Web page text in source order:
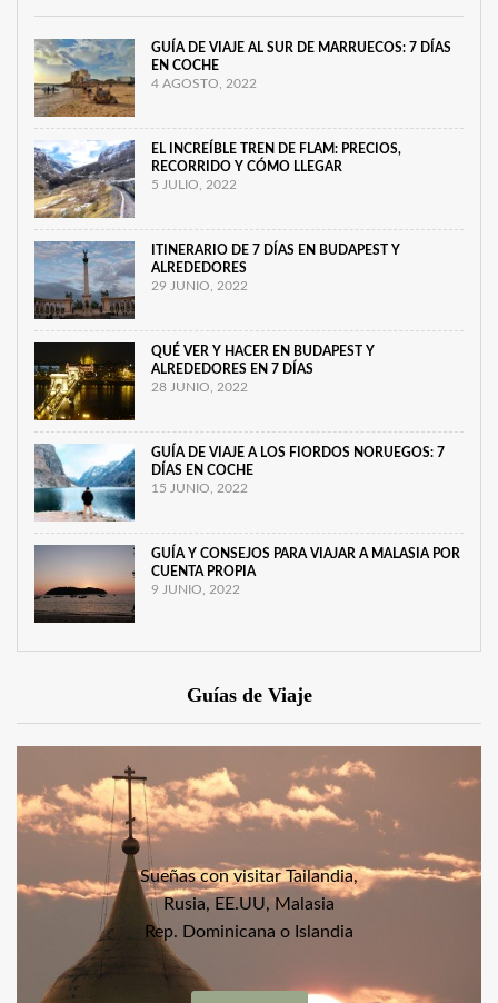
GUÍA DE VIAJE AL SUR DE MARRUECOS: 7 DÍAS
EN COCHE
4 AGOSTO, 2022
EL INCREÍBLE TREN DE FLAM: PRECIOS,
RECORRIDO Y CÓMO LLEGAR
5 JULIO, 2022
ITINERARIO DE 7 DÍAS EN BUDAPEST Y
ALREDEDORES
29 JUNIO, 2022
QUÉ VER Y HACER EN BUDAPEST Y
ALREDEDORES EN 7 DÍAS
28 JUNIO, 2022
GUÍA DE VIAJE A LOS FIORDOS NORUEGOS: 7
DÍAS EN COCHE
15 JUNIO, 2022
GUÍA Y CONSEJOS PARA VIAJAR A MALASIA POR
CUENTA PROPIA
9 JUNIO, 2022
Guías de Viaje
Sueñas con visitar Tailandia,
Rusia, EE.UU, Malasia
Rep. Dominicana o Islandia